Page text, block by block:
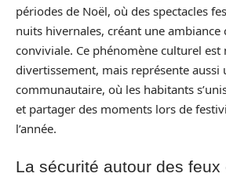
périodes de Noël, où des spectacles
nuits hivernales, créant une ambiance
conviviale. Ce phénomène culturel est
divertissement, mais représente aussi
communautaire, où les habitants
et partager des moments lors de
l’année.
La sécurité autour des feux